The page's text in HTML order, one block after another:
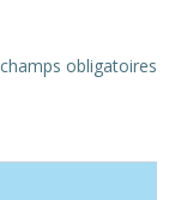
obligatoires